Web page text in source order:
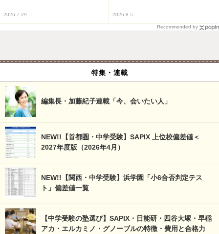
2026.7.29 2026.8.5
Recommended by
特集・連載
編集長・加藤紀子連載「今、会いたい人」
NEW!!【首都圏・中学受験】SAPIX 上位校偏差値＜
2027年度版（2026年4月）
NEW!!【関西・中学受験】浜学園「小6合否判定テス
ト」偏差値一覧
【中学受験の塾選び】SAPIX・日能研・四谷大塚・早稲
アカ・エルカミノ・グノーブルの特徴・費用と合格力